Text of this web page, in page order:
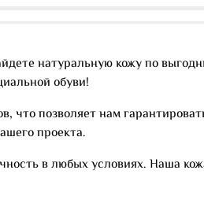
натуральную кожу по
обуви!
что позволяет нам
проекта.
в любых условиях. Наша